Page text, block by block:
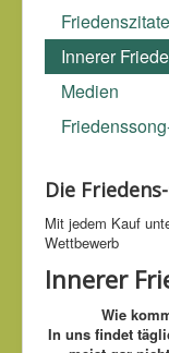
Die wahren und
und nicht des
Friedenszitate
Innerer
Medien
Die
Mit jedem Kauf
Wettbe­werb
Innerer
Wie
In uns findet